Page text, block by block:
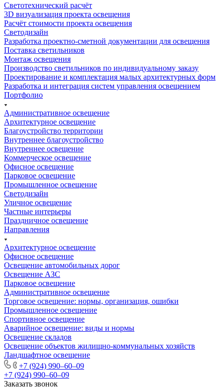
Светотехнический расчёт
3D визуализация проекта освещения
Расчёт стоимости проекта освещения
Светодизайн
Разработка проектно-сметной документации для освещения
Поставка светильников
Монтаж освещения
Производство светильников по индивидуальному заказу
Проектирование и комплектация малых архитектурных форм
Разработка и интеграция систем управления освещением
Портфолио
Административное освещение
Архитектурное освещение
Благоустройство территории
Внутреннее благоустройство
Внутреннее освещение
Коммерческое освещение
Офисное освещение
Парковое освещение
Промышленное освещение
Светодизайн
Уличное освещение
Частные интерьеры
Праздничное освещение
Направления
Архитектурное освещение
Офисное освещение
Освещение автомобильных дорог
Освещение АЗС
Парковое освещение
Административное освещение
Торговое освещение: нормы, организация, ошибки
Промышленное освещение
Спортивное освещение
Аварийное освещение: виды и нормы
Освещение складов
Освещение объектов жилищно-коммунальных хозяйств
Ландшафтное освещение
+7 (924) 990‒60‒09
+7 (924) 990‒60‒09
Заказать звонок